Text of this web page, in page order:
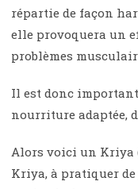
répartie de façon
elle provoquera un
problèmes
Il est donc
nourriture adaptée,
Alors voici un Kriya
Kriya, à pratiquer